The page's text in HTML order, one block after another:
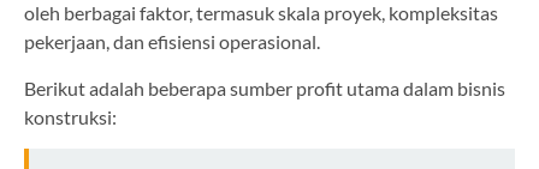
oleh berbagai faktor, termasuk skala proyek, kompleksitas
pekerjaan, dan efisiensi operasional.
Berikut adalah beberapa sumber profit utama dalam bisnis
konstruksi: